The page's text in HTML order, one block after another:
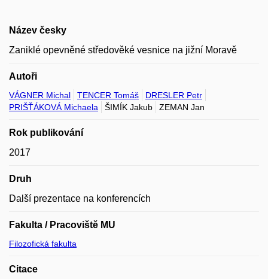
Název česky
Zaniklé opevněné středověké vesnice na jižní Moravě
Autoři
VÁGNER Michal TENCER Tomáš
DRESLER Petr
PRIŠŤÁKOVÁ Michaela
ŠIMÍK Jakub ZEMAN Jan
Rok publikování
2017
Druh
Další prezentace na konferencích
Fakulta / Pracoviště MU
Filozofická fakulta
Citace